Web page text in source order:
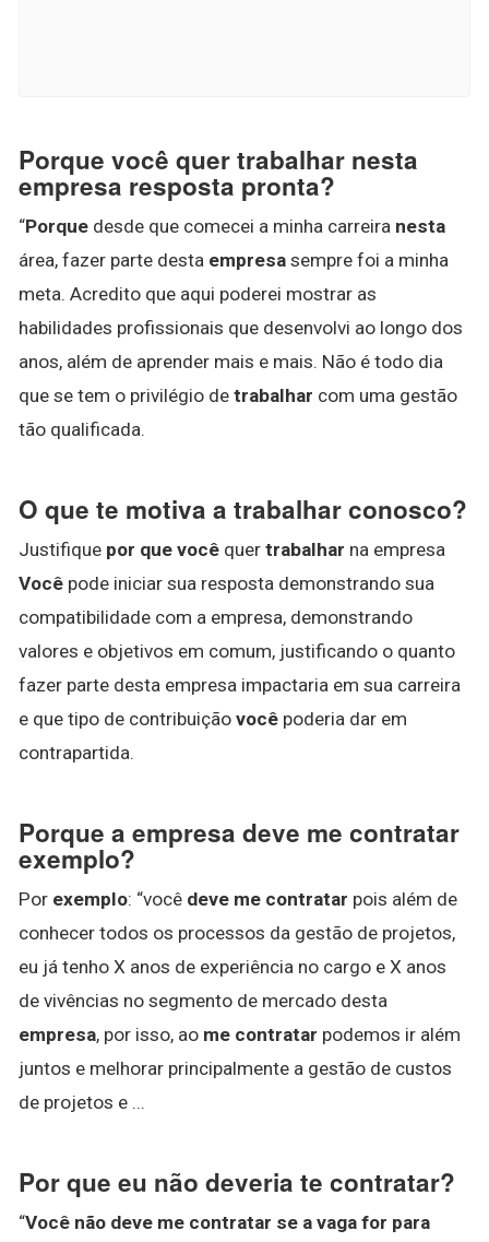
Porque você quer trabalhar nesta
empresa resposta pronta?
“Porque desde que comecei a minha carreira nesta
área, fazer parte desta empresa sempre foi a minha
meta. Acredito que aqui poderei mostrar as
habilidades profissionais que desenvolvi ao longo dos
anos, além de aprender mais e mais. Não é todo dia
que se tem o privilégio de trabalhar com uma gestão
tão qualificada.
O que te motiva a trabalhar conosco?
Justifique por que você quer trabalhar na empresa
Você pode iniciar sua resposta demonstrando sua
compatibilidade com a empresa, demonstrando
valores e objetivos em comum, justificando o quanto
fazer parte desta empresa impactaria em sua carreira
e que tipo de contribuição você poderia dar em
contrapartida.
Porque a empresa deve me contratar
exemplo?
Por exemplo: “você deve me contratar pois além de
conhecer todos os processos da gestão de projetos,
eu já tenho X anos de experiência no cargo e X anos
de vivências no segmento de mercado desta
empresa, por isso, ao me contratar podemos ir além
juntos e melhorar principalmente a gestão de custos
de projetos e ...
Por que eu não deveria te contratar?
“Você não deve me contratar se a vaga for para